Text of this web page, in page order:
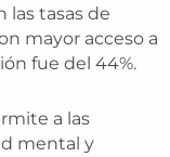
las tasas de
mayor acceso a
fue del 44%.
a las
mental y